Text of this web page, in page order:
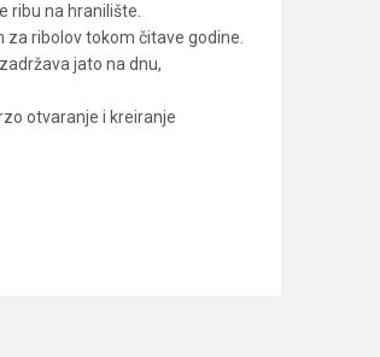
ribu na hranilište.
ribolov tokom čitave godine.
jato na dnu,
otvaranje i kreiranje